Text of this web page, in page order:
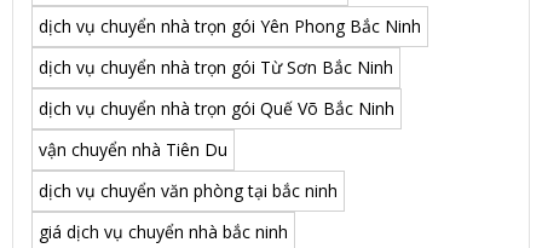
dịch vụ chuyển nhà trọn gói Yên Phong Bắc Ninh
dịch vụ chuyển nhà trọn gói Từ Sơn Bắc Ninh
dịch vụ chuyển nhà trọn gói Quế Võ Bắc Ninh
vận chuyển nhà Tiên Du
dịch vụ chuyển văn phòng tại bắc ninh
giá dịch vụ chuyển nhà bắc ninh